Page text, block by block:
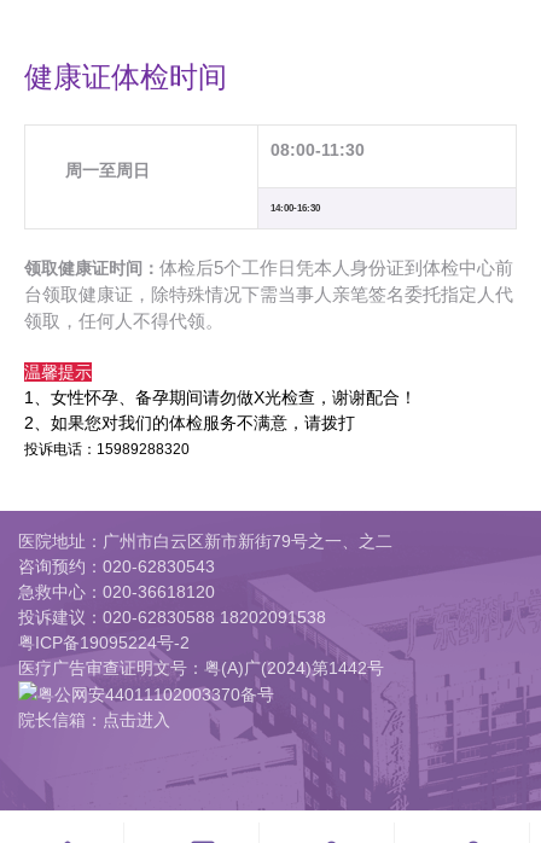
健康证体检时间
周一至周日
08:00-11:30
14:00-16:30
领取健康证时间： 体检后5个工作日凭本人身份证到体检中心前
台领取健康证，除特殊情况下需当事人亲笔签名委托指定人代
领取，任何人不得代领。
温馨提示
1、女性怀孕、备孕期间请勿做X光检查，谢谢配合！
2、如果您对我们的体检服务不满意，请拨打
投诉电话：15989288320
医院地址：广州市白云区新市新街79号之一、之二
咨询预约： 020-62830543
急救中心： 020-36618120
投诉建议： 020-62830588 18202091538
粤ICP备19095224号-2
医疗广告审查证明文号：粤(A)广(2024)第1442号
粤公网安44011102003370备号
院长信箱：点击进入